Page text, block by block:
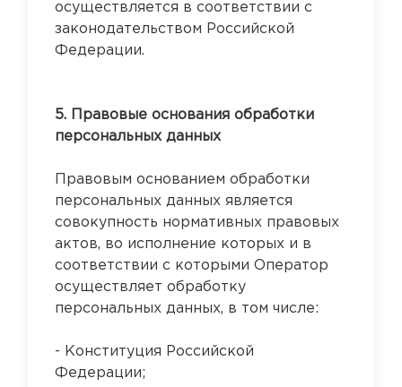
осуществляется в соответствии с
законодательством Российской
Федерации.
5. Правовые основания обработки
персональных данных
Правовым основанием обработки
персональных данных является
совокупность нормативных правовых
актов, во исполнение которых и в
соответствии с которыми Оператор
осуществляет обработку
персональных данных, в том числе:
- Конституция Российской
Федерации;